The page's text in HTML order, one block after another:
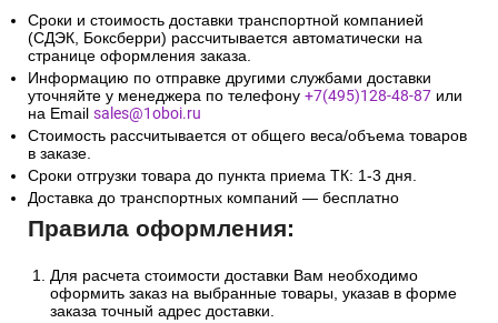
Сроки и стоимость доставки транспортной компанией
(СДЭК, Боксберри) рассчитывается автоматически на
странице оформления заказа.
Информацию по отправке другими службами доставки
уточняйте у менеджера по телефону +7(495)128-48-87 или
на Email sales@1oboi.ru
Стоимость рассчитывается от общего веса/объема товаров
в заказе.
Сроки отгрузки товара до пункта приема ТК: 1-3 дня.
Доставка до транспортных компаний — бесплатно
Правила оформления:
Для расчета стоимости доставки Вам необходимо
оформить заказ на выбранные товары, указав в форме
заказа точный адрес доставки.